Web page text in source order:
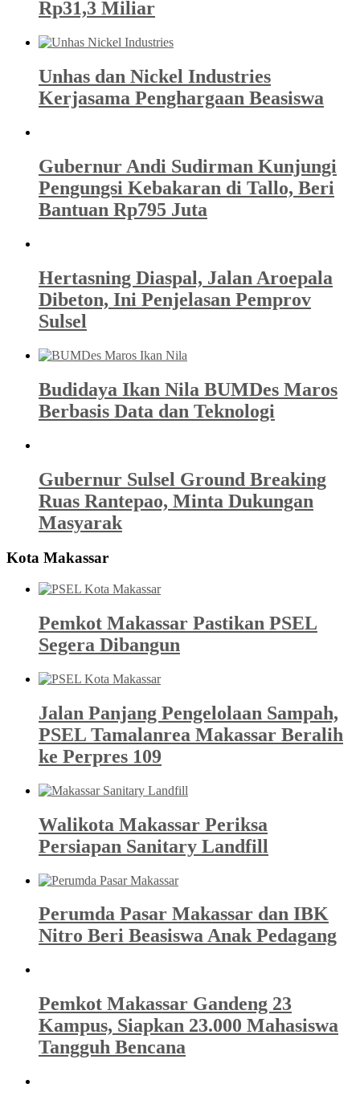
Rp31,3 Miliar
Unhas dan Nickel Industries
Kerjasama Penghargaan Beasiswa
Gubernur Andi Sudirman Kunjungi
Pengungsi Kebakaran di Tallo, Beri
Bantuan Rp795 Juta
Hertasning Diaspal, Jalan Aroepala
Dibeton, Ini Penjelasan Pemprov
Sulsel
Budidaya Ikan Nila BUMDes Maros
Berbasis Data dan Teknologi
Gubernur Sulsel Ground Breaking
Ruas Rantepao, Minta Dukungan
Masyarak
Kota Makassar
Pemkot Makassar Pastikan PSEL
Segera Dibangun
Jalan Panjang Pengelolaan Sampah,
PSEL Tamalanrea Makassar Beralih
ke Perpres 109
Walikota Makassar Periksa
Persiapan Sanitary Landfill
Perumda Pasar Makassar dan IBK
Nitro Beri Beasiswa Anak Pedagang
Pemkot Makassar Gandeng 23
Kampus, Siapkan 23.000 Mahasiswa
Tangguh Bencana